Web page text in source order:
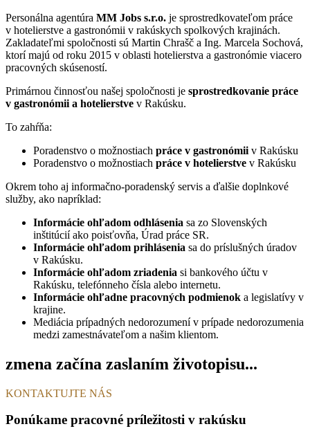
Personálna agentúra MM Jobs s.r.o. je sprostredkovateľom práce
v hotelierstve a gastronómii v rakúskych spolkových krajinách.
Zakladateľmi spoločnosti sú Martin Chrašč a Ing. Marcela Sochová,
ktorí majú od roku 2015 v oblasti hotelierstva a gastronómie viacero
pracovných skúseností.
Primárnou činnosťou našej spoločnosti je sprostredkovanie práce
v gastronómii a hotelierstve v Rakúsku.
To zahŕňa:
Poradenstvo o možnostiach práce v gastronómii v Rakúsku
Poradenstvo o možnostiach práce v hotelierstve v Rakúsku
Okrem toho aj informačno-poradenský servis a ďalšie doplnkové
služby, ako napríklad:
Informácie ohľadom odhlásenia sa zo Slovenských
inštitúcií ako poisťovňa, Úrad práce SR.
Informácie ohľadom prihlásenia sa do príslušných úradov
v Rakúsku.
Informácie ohľadom zriadenia si bankového účtu v
Rakúsku, telefónneho čísla alebo internetu.
Informácie ohľadne pracovných podmienok a legislatívy v
krajine.
Mediácia prípadných nedorozumení v prípade nedorozumenia
medzi zamestnávateľom a našim klientom.
zmena začína zaslaním životopisu...
KONTAKTUJTE NÁS
Ponúkame pracovné príležitosti v rakúsku